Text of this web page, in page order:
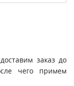
заказ до
чего примем